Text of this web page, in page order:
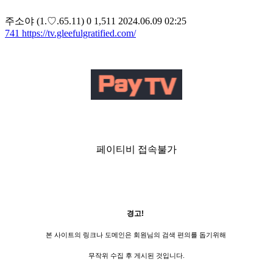
주소야 (1.♡.65.11) 0 1,511 2024.06.09 02:25
741 https://tv.gleefulgratified.com/
페이티비 접속불가
경고!
본 사이트의 링크나 도메인은 회원님의 검색 편의를 돕기위해
무작위 수집 후 게시된 것입니다.